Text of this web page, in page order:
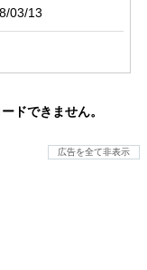
03/13
ドできません。
広告を全て非表示